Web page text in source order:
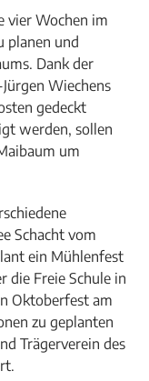
vier Wochen im
planen und
Dank der
Wiechens
gedeckt
werden, sollen
um
Schacht vom
ein Mühlenfest
die Freie Schule in
Oktoberfest am
zu geplanten
Trägerverein des